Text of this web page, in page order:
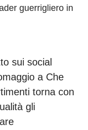
guerrigliero in
sui social
a Che
torna con
gli